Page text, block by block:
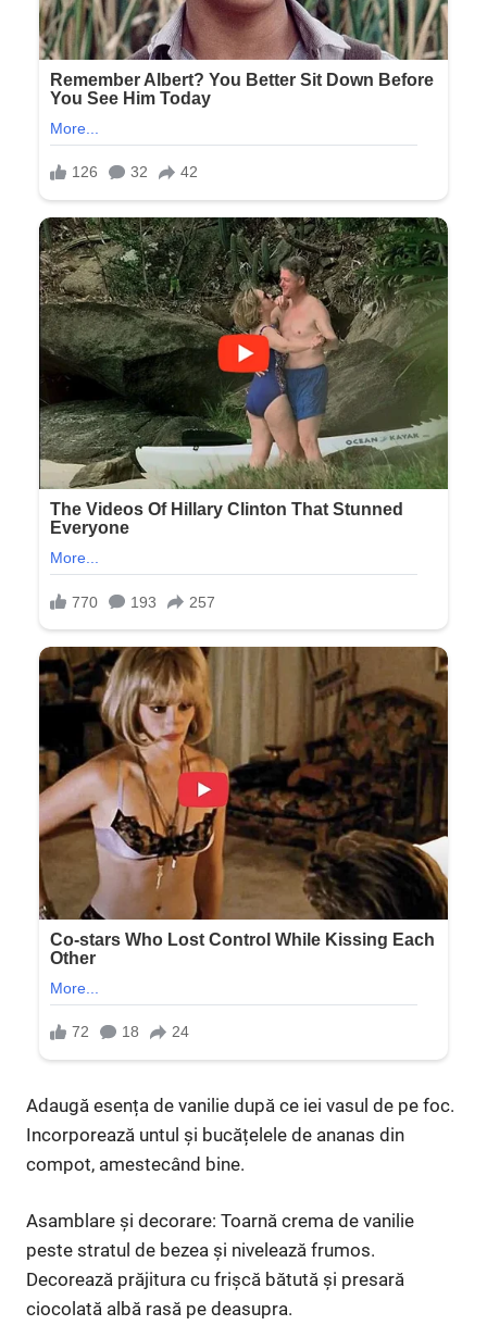
Adaugă esența de vanilie după ce iei vasul de pe foc.
Incorporează untul și bucățelele de ananas din
compot, amestecând bine.
Asamblare și decorare: Toarnă crema de vanilie
peste stratul de bezea și nivelează frumos.
Decorează prăjitura cu frișcă bătută și presară
ciocolată albă rasă pe deasupra.